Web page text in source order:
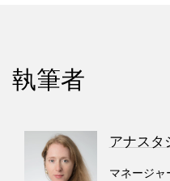
執筆者
アナスタ
マネージャ